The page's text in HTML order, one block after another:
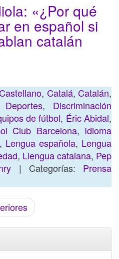
«¿Por qué
en español si
catalán
, Catalá,Catalán,
Deportes, Discriminación
de fútbol, Éric Abidal,
Club Barcelona, Idioma
, Lengua española, Lengua
, Llengua catalana, Pep
| Categorías: Prensa